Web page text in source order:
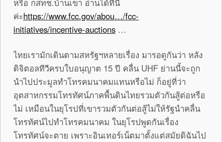
หรือ กสทช.บ้านเขา อ่านได้ที่นี่
ค่ะhttps://www.fcc.gov/abou…/fcc-
initiatives/incentive-auctions …
ไทยเรามักเดินตามสหรัฐฯหลายเรื่อง มารอดูกันว่า หลัง
ดิจิตอลทีวีครบใบอนุญาต 15 ปี คลื่น UHF ย่านนี้จะถูก
นำไปประมูลทำโทรคมนาคมแทนหรือไม่ ก็อยู่ที่ว่า
อุตสาหกรรมโทรทัศน์ภาคพื้นดินไทยรวมตัวกันสู้ต่อหรือ
ไม่ เหมือนในยุโรปที่เขารวมตัวกันต่อสู้ไม่ให้รัฐนำคลื่น
โทรทัศน์ไปทำโทรคมนาคม ในยุโรปพูดกันเรื่อง
โทรทัศน์จะตาย เพราะอินเทอร์เน็ตมาตั้งแต่สมัยดิฉันไป